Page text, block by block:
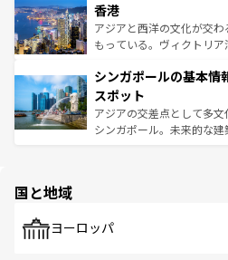
とつ。フォーやバインミー
ひ現地で味わいたい。ど
が旅行者を迎えてくれる
参照してほしい。
の活気が交差している。北
帯で自然と触れ合い、南
いビーチでリゾート気分
激する。気候は一年中温
が待っている。親しみやす
た文化、そして多様な観
ける。 なお、新着のタイ
香港
アジアと西洋の文化が交
もっている。ヴィクトリ
み、どこを訪れても感動
ており、効率よく見どころ
うな絶景から文化的な体
そう。 なお、新着の香港
シンガポールの基本情
スポット
アジアの交差点として多
シンガポール。未来的な
で、ホーカーズは地元の風
国と地域
ヨーロッパ